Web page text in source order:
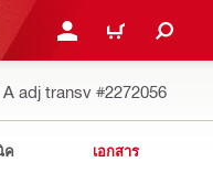
เข้าสู่ระบบหรือลงทะเบียนเ
ตะกร้าสินค้า
adj transv #2272056
ค เอกสาร